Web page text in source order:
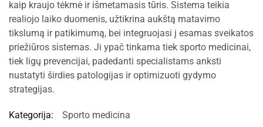
kaip kraujo tėkmė ir išmetamasis tūris. Sistema teikia
realiojo laiko duomenis, užtikrina aukštą matavimo
tikslumą ir patikimumą, bei integruojasi į esamas sveikatos
priežiūros sistemas. Ji ypač tinkama tiek sporto medicinai,
tiek ligų prevencijai, padedanti specialistams anksti
nustatyti širdies patologijas ir optimizuoti gydymo
strategijas.
Kategorija: Sporto medicina